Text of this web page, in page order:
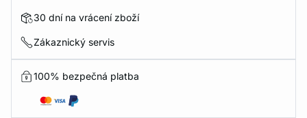
30 dní na vrácení zboží
Zákaznický servis
100% bezpečná platba